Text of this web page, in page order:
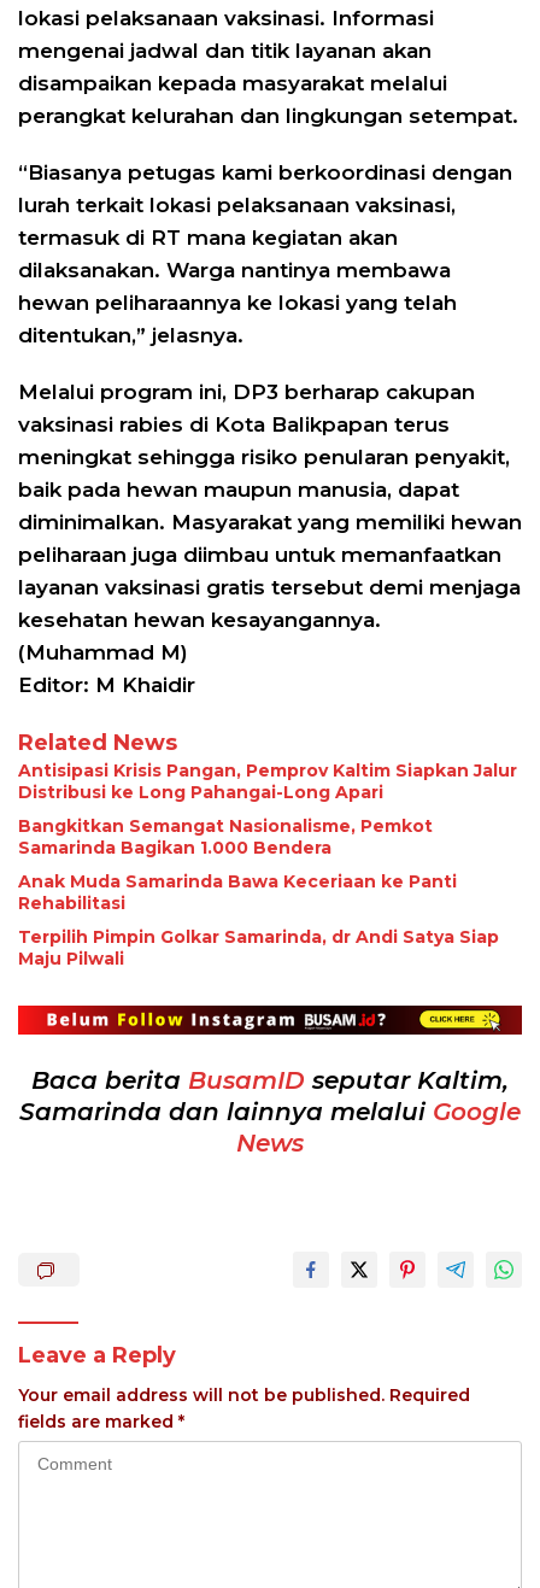
lokasi pelaksanaan vaksinasi. Informasi
mengenai jadwal dan titik layanan akan
disampaikan kepada masyarakat melalui
perangkat kelurahan dan lingkungan setempat.
“Biasanya petugas kami berkoordinasi dengan
lurah terkait lokasi pelaksanaan vaksinasi,
termasuk di RT mana kegiatan akan
dilaksanakan. Warga nantinya membawa
hewan peliharaannya ke lokasi yang telah
ditentukan,” jelasnya.
Melalui program ini, DP3 berharap cakupan
vaksinasi rabies di Kota Balikpapan terus
meningkat sehingga risiko penularan penyakit,
baik pada hewan maupun manusia, dapat
diminimalkan. Masyarakat yang memiliki hewan
peliharaan juga diimbau untuk memanfaatkan
layanan vaksinasi gratis tersebut demi menjaga
kesehatan hewan kesayangannya.
(Muhammad M)
Editor: M Khaidir
Related News
Antisipasi Krisis Pangan, Pemprov Kaltim Siapkan Jalur
Distribusi ke Long Pahangai-Long Apari
Bangkitkan Semangat Nasionalisme, Pemkot
Samarinda Bagikan 1.000 Bendera
Anak Muda Samarinda Bawa Keceriaan ke Panti
Rehabilitasi
Terpilih Pimpin Golkar Samarinda, dr Andi Satya Siap
Maju Pilwali
Baca berita BusamID seputar Kaltim,
Samarinda dan lainnya melalui Google
News
Leave a Reply
Your email address will not be published. Required
fields are marked *